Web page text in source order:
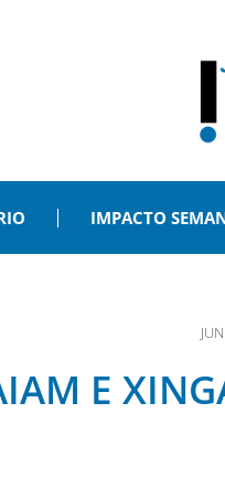
IMPACTO
E